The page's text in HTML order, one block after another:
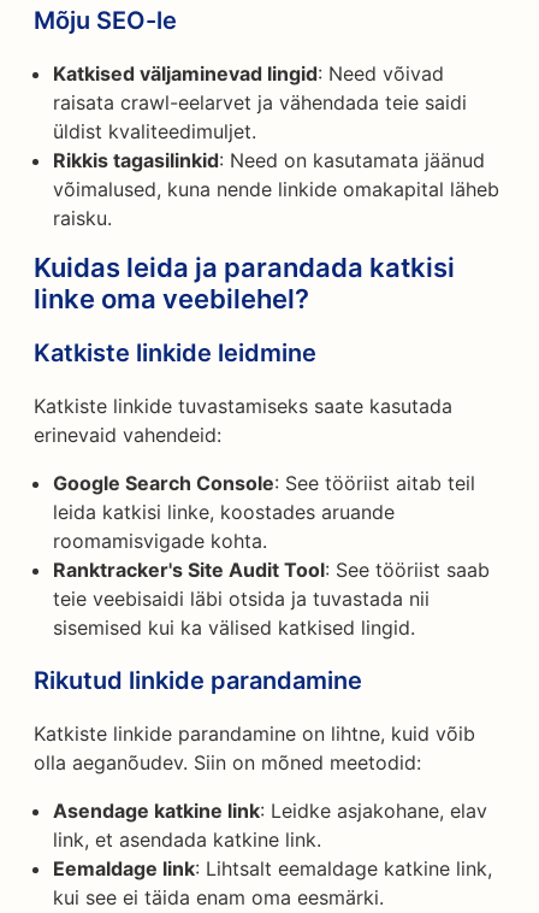
Mõju SEO-le
Katkised väljaminevad lingid: Need võivad
raisata crawl-eelarvet ja vähendada teie saidi
üldist kvaliteedimuljet.
Rikkis tagasilinkid: Need on kasutamata jäänud
võimalused, kuna nende linkide omakapital läheb
raisku.
Kuidas leida ja parandada katkisi
linke oma veebilehel?
Katkiste linkide leidmine
Katkiste linkide tuvastamiseks saate kasutada
erinevaid vahendeid:
Google Search Console: See tööriist aitab teil
leida katkisi linke, koostades aruande
roomamisvigade kohta.
Ranktracker's Site Audit Tool: See tööriist saab
teie veebisaidi läbi otsida ja tuvastada nii
sisemised kui ka välised katkised lingid.
Rikutud linkide parandamine
Katkiste linkide parandamine on lihtne, kuid võib
olla aeganõudev. Siin on mõned meetodid:
Asendage katkine link: Leidke asjakohane, elav
link, et asendada katkine link.
Eemaldage link: Lihtsalt eemaldage katkine link,
kui see ei täida enam oma eesmärki.